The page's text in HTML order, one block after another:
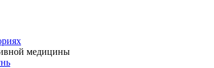
медицины